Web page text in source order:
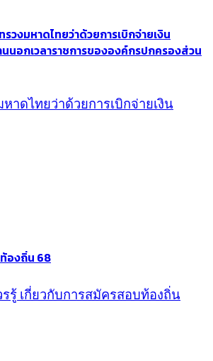
วงมหาดไทยว่าด้วยการเบิกจ่ายเงิน
นอกเวลาราชการขององค์กรปกครองส่วน
าดไทยว่าด้วยการเบิกจ่ายเงิน
องถิ่น 68
รู้ เกี่ยวกับการสมัครสอบท้องถิ่น